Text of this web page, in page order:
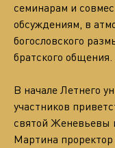
семинарам и
обсуждениям, в
богословского
братского общения.
В начале Летнего
участников
святой Женевьевы
Мартина